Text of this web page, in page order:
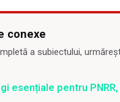
conexe
a subiectului,
esențiale pentru PNRR,